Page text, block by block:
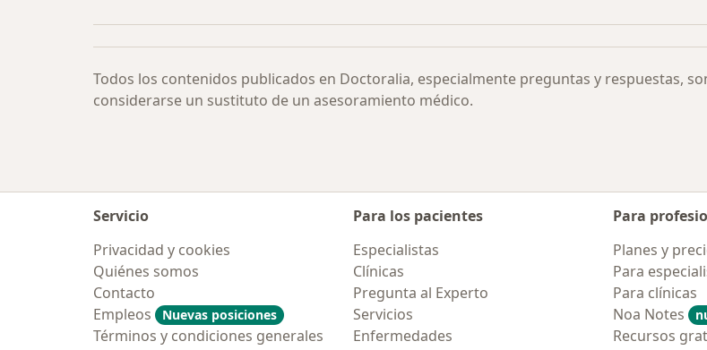
Todos los contenidos publicados en Doctoralia, especialmente preguntas y respuestas,
considerarse un sustituto de un asesoramiento médico.
Servicio
Privacidad y cookies
Quiénes somos
Contacto
Empleos
Nuevas posiciones
Términos y condiciones generales
Para los pacientes
Especialistas
Clínicas
Pregunta al Experto
Servicios
Enfermedades
Para
Planes y
Para
Para clínicas
Noa Notes
Recursos